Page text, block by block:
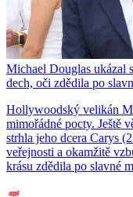
Michael Douglas ukázal
dech, oči zdědila po
Hollywoodský velikán
mimořádné pocty. Ještě
strhla jeho dcera Carys
veřejnosti a okamžitě
krásu zdědila po slavné